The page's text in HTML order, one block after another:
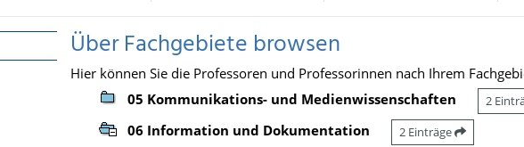
Über Fachgebiete browsen
Hier können Sie die Professoren und Professorinnen nach Ihrem
05 Kommunikations- und Medienwissenschaften
2
06 Information und Dokumentation 2 Einträge